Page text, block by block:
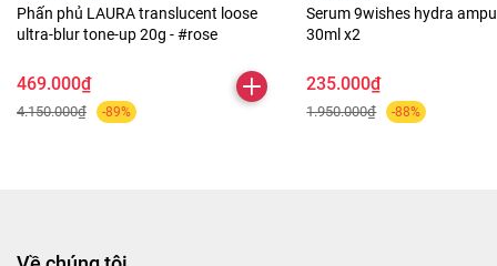
Phấn phủ LAURA translucent loose
ultra-blur tone-up 20g - #rose
469.000₫
4.150.000₫ -89%
Serum 9wishes hydra
30ml x2
235.000₫
1.950.000₫ -88%